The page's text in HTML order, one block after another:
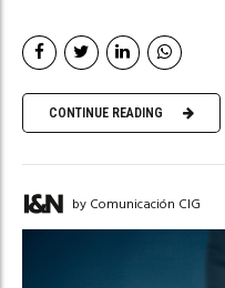
CONTINUE READING
by Comunicación CIG